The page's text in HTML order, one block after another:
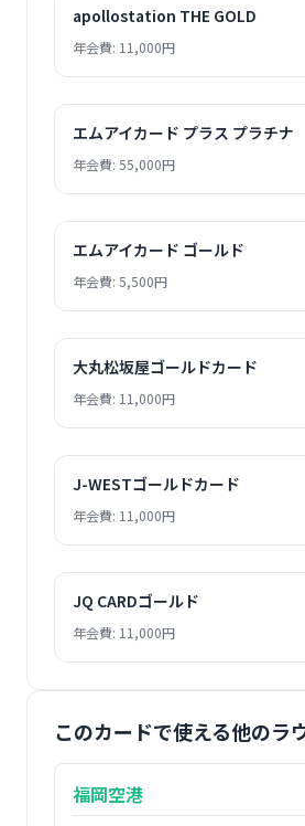
apollostation THE GOLD
年会費: 11,000円
エムアイカード プラス プラチナ
年会費: 55,000円
エムアイカード ゴールド
年会費: 5,500円
大丸松坂屋ゴールドカード
年会費: 11,000円
J-WESTゴールドカード
年会費: 11,000円
JQ CARDゴールド
年会費: 11,000円
このカードで使える他のラ
福岡空港